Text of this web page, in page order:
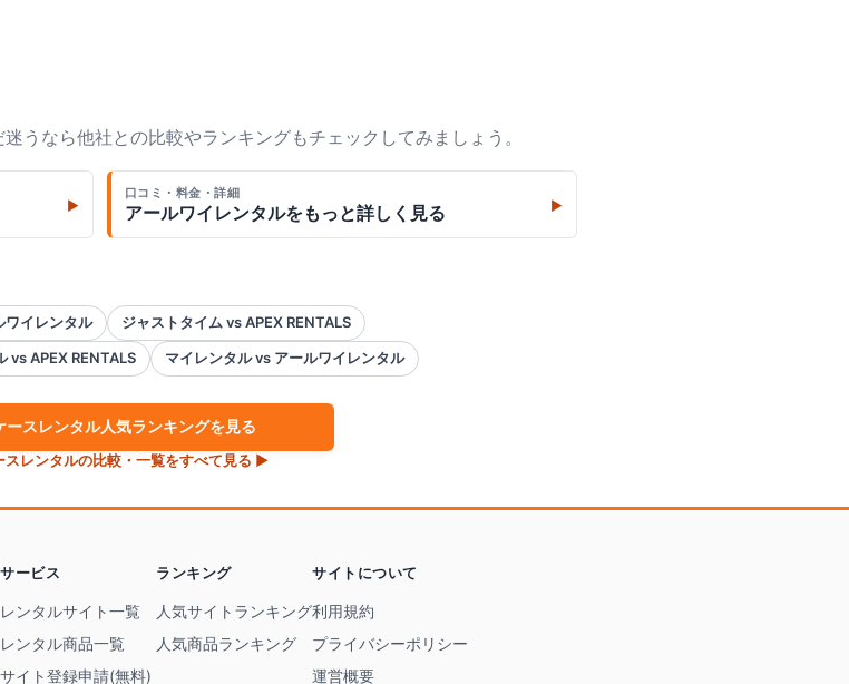
うなら他社との比較やランキングもチェックしてみましょう。
▶
口コミ・料金・詳細
アールワイレンタルをもっと詳しく見る ▶
ワイレンタル
ジャストタイム vs APEX RENTALS
vs APEX RENTALS マイレンタル vs アールワイレンタル
ースレンタル人気ランキングを見る
スレンタルの比較・一覧をすべて見る ▶
サービス
レンタルサイト一覧
レンタル商品一覧
サイト登録申請(無料)
ランキング
人気サイトランキング
人気商品ランキング
サイトについて
利用規約
プライバシーポリシー
運営概要